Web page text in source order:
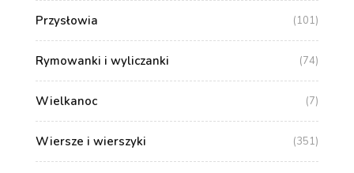
Przysłowia (101)
Rymowanki i wyliczanki (74)
Wielkanoc (7)
Wiersze i wierszyki (351)